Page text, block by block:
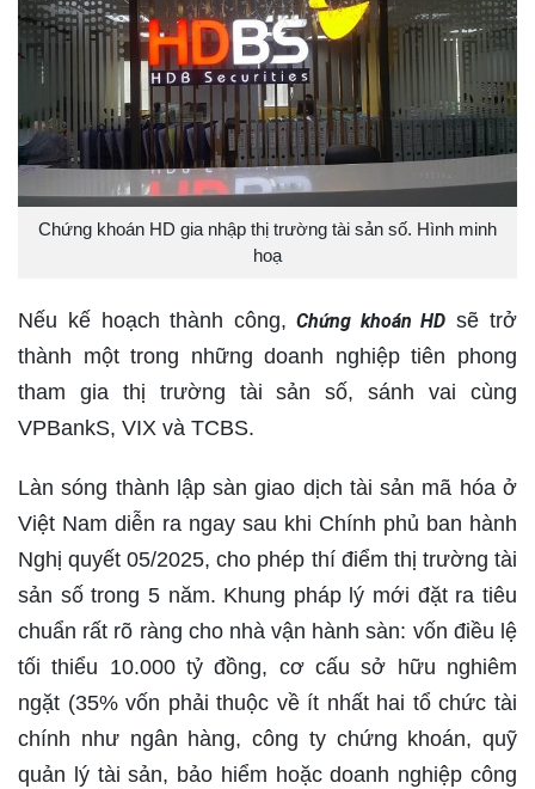
Chứng khoán HD gia nhập thị trường tài sản số. Hình minh
hoạ
Nếu kế hoạch thành công, Chứng khoán HD sẽ trở
thành một trong những doanh nghiệp tiên phong
tham gia thị trường tài sản số, sánh vai cùng
VPBankS, VIX và TCBS.
Làn sóng thành lập sàn giao dịch tài sản mã hóa ở
Việt Nam diễn ra ngay sau khi Chính phủ ban hành
Nghị quyết 05/2025, cho phép thí điểm thị trường tài
sản số trong 5 năm. Khung pháp lý mới đặt ra tiêu
chuẩn rất rõ ràng cho nhà vận hành sàn: vốn điều lệ
tối thiểu 10.000 tỷ đồng, cơ cấu sở hữu nghiêm
ngặt (35% vốn phải thuộc về ít nhất hai tổ chức tài
chính như ngân hàng, công ty chứng khoán, quỹ
quản lý tài sản, bảo hiểm hoặc doanh nghiệp công